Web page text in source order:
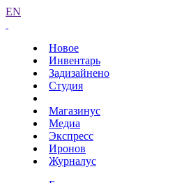
EN
Новое
Инвентарь
Задизайнено
Студия
Магазинус
Медиа
Экспресс
Иронов
Журналус